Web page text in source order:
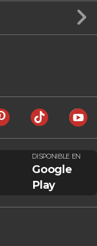
DISPONIBLE EN
Google
Play